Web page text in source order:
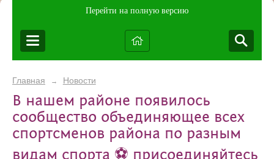
Перейти на полную версию
Главная → Новости
В нашем районе появилось
сообщество объединяющее всех
спортсменов района по разным
видам спорта ⚽ присоединяйтесь